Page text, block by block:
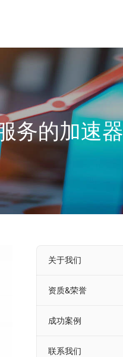
务的加速器
关于我们
资质&荣誉
成功案例
联系我们